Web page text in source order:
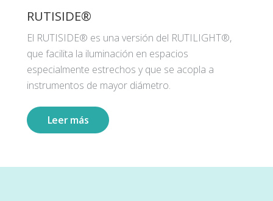
RUTISIDE®
El RUTISIDE® es una versión del RUTILIGHT®,
que facilita la iluminación en espacios
especialmente estrechos y que se acopla a
instrumentos de mayor diámetro.
Leer más